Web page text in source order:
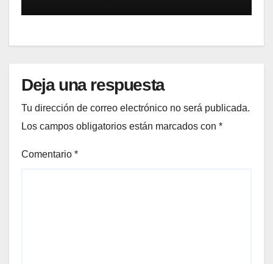
Deja una respuesta
Tu dirección de correo electrónico no será publicada.
Los campos obligatorios están marcados con *
Comentario *